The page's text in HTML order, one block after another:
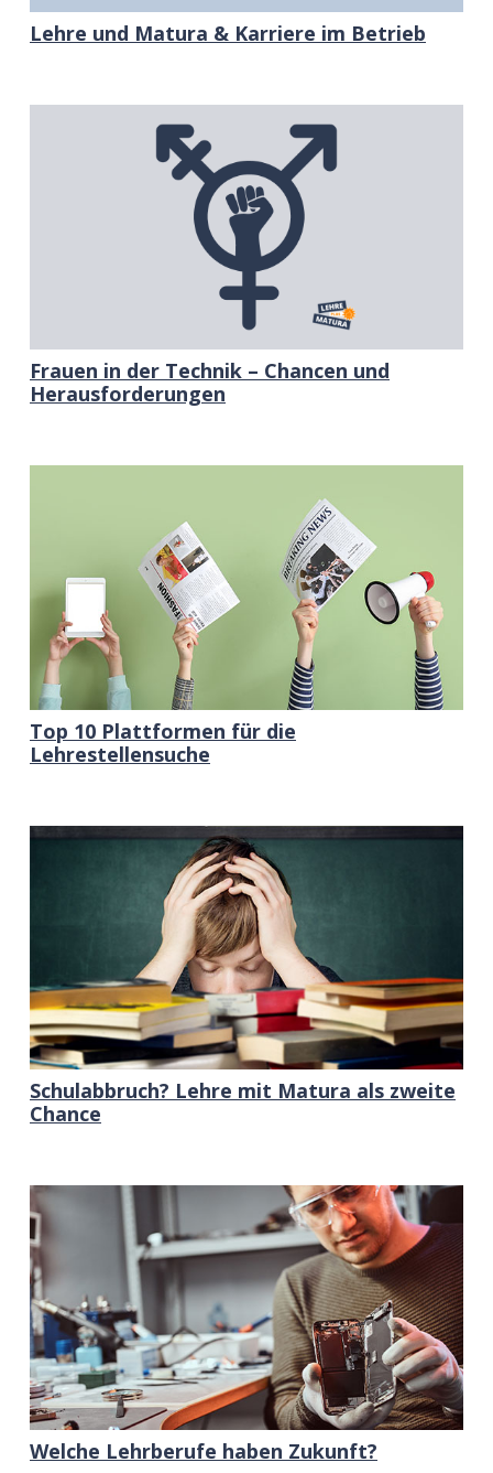
Lehre und Matura & Karriere im Betrieb
Frauen in der Technik – Chancen und
Herausforderungen
Top 10 Plattformen für die
Lehrestellensuche
Schulabbruch? Lehre mit Matura als zweite
Chance
Welche Lehrberufe haben Zukunft?